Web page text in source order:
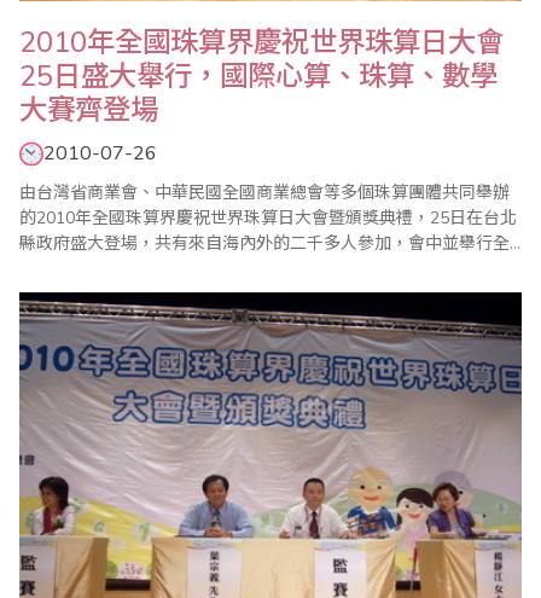
2010年全國珠算界慶祝世界珠算日大會
25日盛大舉行，國際心算、珠算、數學
大賽齊登場
2010-07-26
由台灣省商業會、中華民國全國商業總會等多個珠算團體共同舉辦
的2010年全國珠算界慶祝世界珠算日大會暨頒獎典禮，25日在台北
縣政府盛大登場，共有來自海內外的二千多人參加，會中並舉行全
暨國際珠算邀請賽、國際珠心算學術論壇等系列活動，大幅增進了
台灣與國際珠算學界的情誼。值得一提的是，為凸顯學習珠心算對
於延緩老年失智症的功效，會中特別舉行「..